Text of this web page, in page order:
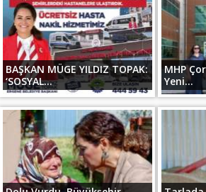
BAŞKAN MÜGE YILDIZ TOPAK:
‘SOSYAL...
MHP
Yeni...